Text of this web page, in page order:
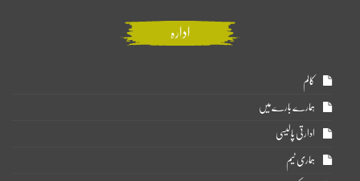
ادارہ
کالم
ہمارے بارے میں
ادارتی پالیسی
ہماری ٹیم